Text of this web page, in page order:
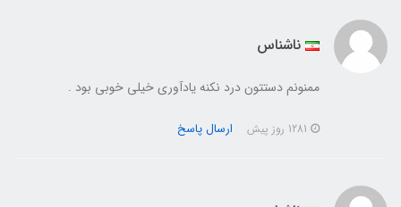
ناشناس
ممنونم دستتون درد نکنه یادآوری خیلی خوبی بود .
ارسال پاسخ